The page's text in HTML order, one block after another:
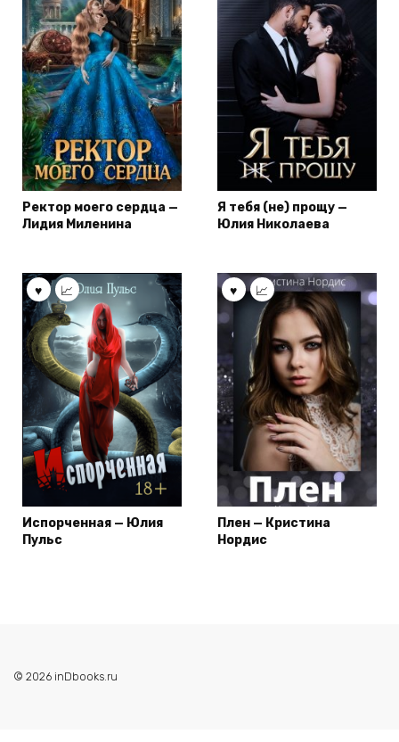
Ректор моего сердца —
Лидия Миленина
Я тебя (не) прощу —
Юлия Николаева
Испорченная — Юлия
Пульс
Плен — Кристина
Нордис
© 2026 inDbooks.ru